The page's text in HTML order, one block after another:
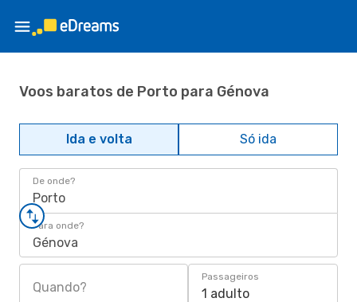
Voos baratos de Porto para Génova
Ida e volta Só ida
De onde?
Porto
Para onde?
Génova
Quando?
Passageiros
1 adulto